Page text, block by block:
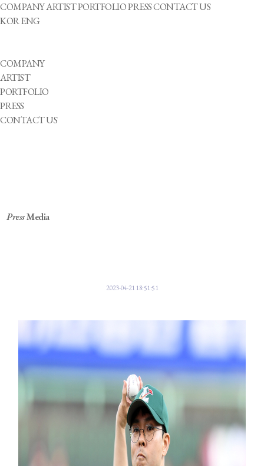
COMPANYARTISTPORTFOLIOPRESSCONTACT US
KORENG
COMPANY
ARTIST
PORTFOLIO
PRESS
CONTACT US
PressMedia
2023-04-21 18:51:51